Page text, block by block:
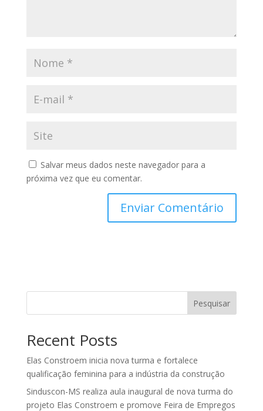
Salvar meus dados neste navegador para a
próxima vez que eu comentar.
Pesquisar
Recent Posts
Elas Constroem inicia nova turma e fortalece
qualificação feminina para a indústria da construção
Sinduscon-MS realiza aula inaugural de nova turma do
projeto Elas Constroem e promove Feira de Empregos